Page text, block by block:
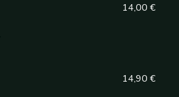
14,00 €
14,90 €